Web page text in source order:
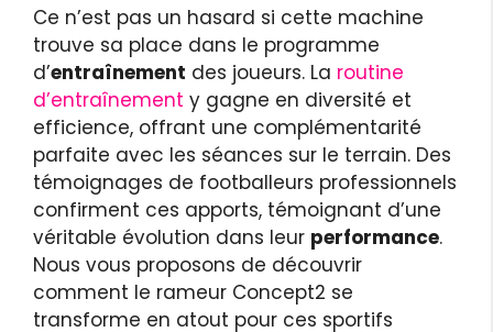
Ce n’est pas un hasard si cette machine
trouve sa place dans le programme
d’entraînement des joueurs. La routine
d’entraînement y gagne en diversité et
efficience, offrant une complémentarité
parfaite avec les séances sur le terrain. Des
témoignages de footballeurs professionnels
confirment ces apports, témoignant d’une
véritable évolution dans leur performance.
Nous vous proposons de découvrir
comment le rameur Concept2 se
transforme en atout pour ces sportifs